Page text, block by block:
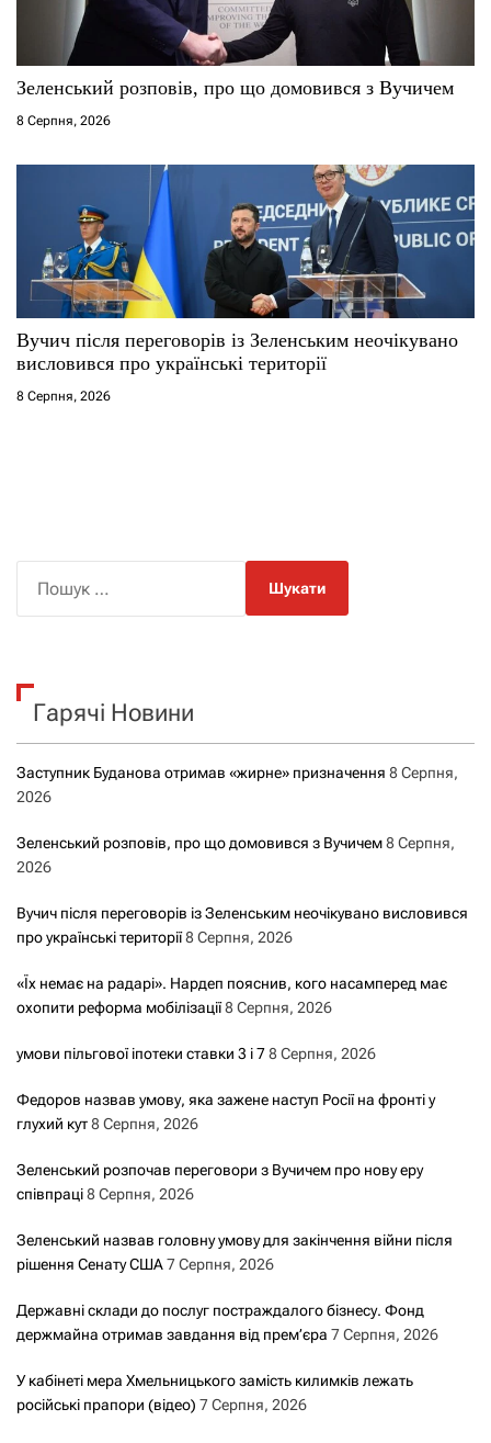
Зеленський розповів, про що домовився з Вучичем
8 Серпня, 2026
Вучич після переговорів із Зеленським неочікувано
висловився про українські території
8 Серпня, 2026
к
Гарячі Новини
Заступник Буданова отримав «жирне» призначення 8 Серпня,
2026
Зеленський розповів, про що домовився з Вучичем8 Серпня,
2026
Вучич після переговорів із Зеленським неочікувано висловився
про українські території8 Серпня, 2026
«Їх немає на радарі». Нардеп пояснив, кого насамперед має
охопити реформа мобілізації8 Серпня, 2026
умови пільгової іпотеки ставки 3 і 78 Серпня, 2026
Федоров назвав умову, яка зажене наступ Росії на фронті у
глухий кут8 Серпня, 2026
Зеленський розпочав переговори з Вучичем про нову еру
співпраці8 Серпня, 2026
Зеленський назвав головну умову для закінчення війни після
рішення Сенату США7 Серпня, 2026
Державні склади до послуг постраждалого бізнесу. Фонд
держмайна отримав завдання від прем’єра 7 Серпня, 2026
У кабінеті мера Хмельницького замість килимків лежать
російські прапори (відео) 7 Серпня, 2026